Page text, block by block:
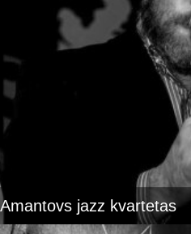
jazz kvartetas